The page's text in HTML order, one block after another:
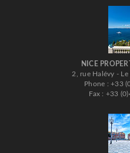
NICE
2, rue Halévy -
Phone : +33
Fax : +33